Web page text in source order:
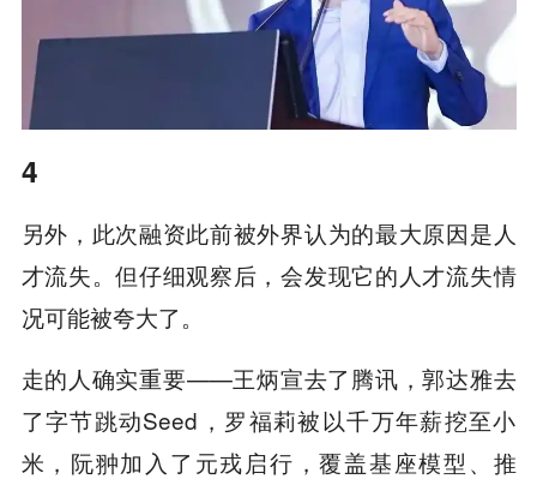
4
另外，此次融资此前被外界认为的最大原因是人
才流失。但仔细观察后，会发现它的人才流失情
况可能被夸大了。
走的人确实重要——王炳宣去了腾讯，郭达雅去
了字节跳动Seed，罗福莉被以千万年薪挖至小
米，阮翀加入了元戎启行，覆盖基座模型、推